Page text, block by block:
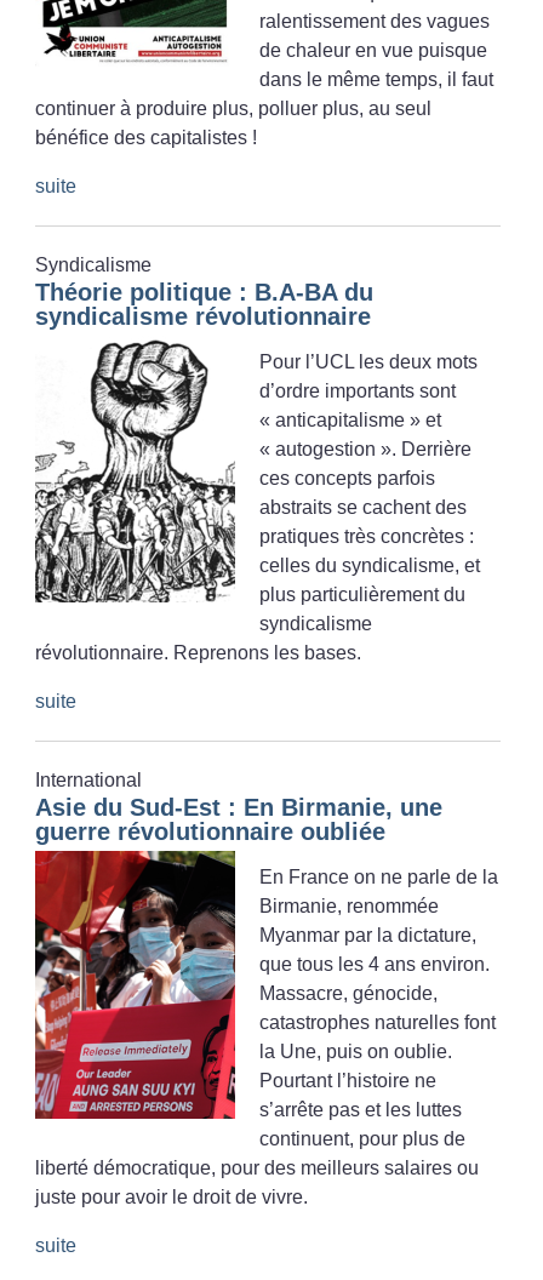
ralentissement des vagues
de chaleur en vue puisque
dans le même temps, il faut
continuer à produire plus, polluer plus, au seul
bénéfice des capitalistes !
suite
Syndicalisme
Théorie politique : B.A-BA du
syndicalisme révolutionnaire
Pour l’UCL les deux mots
d’ordre importants sont
« anticapitalisme » et
« autogestion ». Derrière
ces concepts parfois
abstraits se cachent des
pratiques très concrètes :
celles du syndicalisme, et
plus particulièrement du
syndicalisme
révolutionnaire. Reprenons les bases.
suite
International
Asie du Sud-Est : En Birmanie, une
guerre révolutionnaire oubliée
En France on ne parle de la
Birmanie, renommée
Myanmar par la dictature,
que tous les 4 ans environ.
Massacre, génocide,
catastrophes naturelles font
la Une, puis on oublie.
Pourtant l’histoire ne
s’arrête pas et les luttes
continuent, pour plus de
liberté démocratique, pour des meilleurs salaires ou
juste pour avoir le droit de vivre.
suite